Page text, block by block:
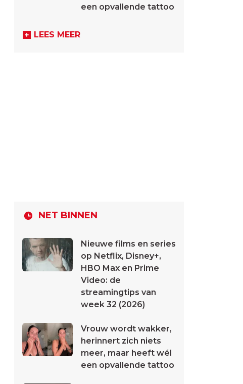
een opvallende tattoo
LEES MEER
NET BINNEN
Nieuwe films en series
op Netflix, Disney+,
HBO Max en Prime
Video: de
streamingtips van
week 32 (2026)
Vrouw wordt wakker,
herinnert zich niets
meer, maar heeft wél
een opvallende tattoo